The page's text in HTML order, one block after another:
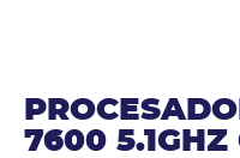
7600 5.1GHZ